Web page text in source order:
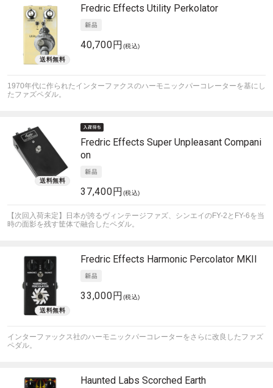
Fredric Effects Utility Perkolator
40,700円 (税込)
1970年代に作られたインターファクスのハーモニックパーコレーターを基にし
たファズペダル。
Fredric Effects Super Unpleasant Compani
on
37,400円 (税込)
【次回入荷未定】日本が誇るヴィンテージファズ、シンエイのFY-2とFY-6を当
時の面影を残す筐体で融合したペダル。
Fredric Effects Harmonic Percolator MKII
33,000円 (税込)
インターファックス社のハーモニックパーコレーターをさらに改良したファズ
ペダル。
Haunted Labs Scorched Earth